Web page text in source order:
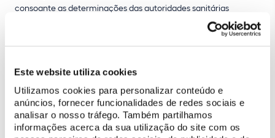
Este website utiliza cookies
Utilizamos cookies para personalizar conteúdo e
anúncios, fornecer funcionalidades de redes sociais e
analisar o nosso tráfego. Também partilhamos
informações acerca da sua utilização do site com os
consoante as determinações das autoridades sanitárias
contribuir para o